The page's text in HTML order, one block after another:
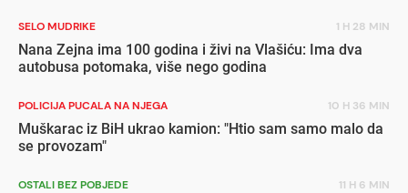
SELO MUDRIKE 1 H 28 MIN
Nana Zejna ima 100 godina i živi na Vlašiću: Ima dva
autobusa potomaka, više nego godina
POLICIJA PUCALA NA NJEGA 10 H 36 MIN
Muškarac iz BiH ukrao kamion: "Htio sam samo malo da
se provozam"
OSTALI BEZ POBJEDE 11 H 6 MIN